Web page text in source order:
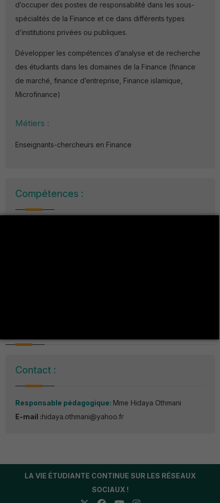
d’occuper des postes de responsabilité dans les sous-
spécialités de la Finance et ce dans différents types
d’institutions privées ou publiques.
Développer les compétences d’analyse et de recherche
des étudiants dans les domaines de la Finance (finance
de marché, finance d’entreprise, Finance islamique,
Microfinance)
Métiers :
Enseignants-chercheurs en Finance
Compétences :
Contact :
Responsable pédagogique: Mme Hidaya Othmani
E-mail :hidaya.othmani@yahoo.fr
LA VIE ÉTUDIANTE CONTINUE SUR LES RÉSEAUX
SOCIAUX !